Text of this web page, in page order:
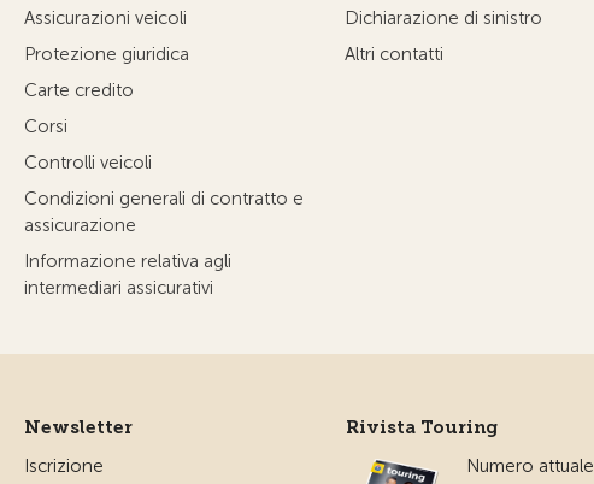
Assicurazioni veicoli
Protezione giuridica
Carte credito
Corsi
Controlli veicoli
Condizioni generali di contratto e
assicurazione
Informazione relativa agli
intermediari assicurativi
Dichiarazione di sinistro
Altri contatti
Newsletter
Iscrizione
Rivista Touring
Numero attuale